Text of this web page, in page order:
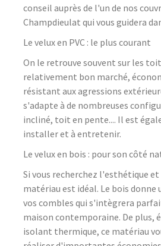
conseil auprès de l'un de nos
Champdieulat qui vous guidera
Le velux en PVC : le plus courant
On le retrouve souvent sur les
relativement bon marché,
résistant aux agressions
s'adapte à de nombreuses
incliné, toit en pente.... Il est
installer et à entretenir.
Le velux en bois : pour son côté
Si vous recherchez l'esthétique
matériau est idéal. Le bois donne
vos combles qui s'intègrera
maison contemporaine. De plus,
isolant thermique, ce matériau